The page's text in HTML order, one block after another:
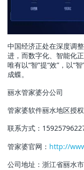
中国经济正处在深度调
进，而数字化、智能化
唯有以“智”提“效”，以“
成蝶。
丽水管家婆分公司
管家婆软件丽水地区授权
联系方式：
管家婆官网： http://
公司地址：浙江省丽水